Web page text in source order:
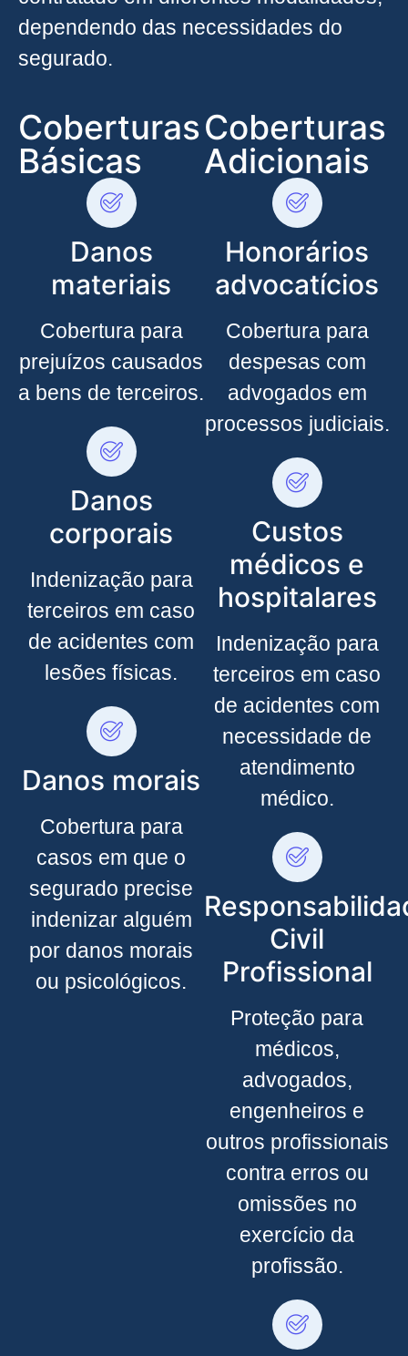
dependendo das necessidades do
segurado.
Coberturas
Básicas
Danos
materiais
Cobertura para
prejuízos causados
a bens de terceiros.
Danos
corporais
Indenização para
terceiros em caso
de acidentes com
lesões físicas.
Danos morais
Cobertura para
casos em que o
segurado precise
indenizar alguém
por danos morais
ou psicológicos.
Coberturas
Adicionais
Honorários
advocatícios
Cobertura para
despesas com
advogados em
processos judiciais.
Custos
médicos e
hospitalares
Indenização para
terceiros em caso
de acidentes com
necessidade de
atendimento
médico.
Civil
Profissional
Proteção para
médicos,
advogados,
engenheiros e
outros profissionais
contra erros ou
omissões no
exercício da
profissão.